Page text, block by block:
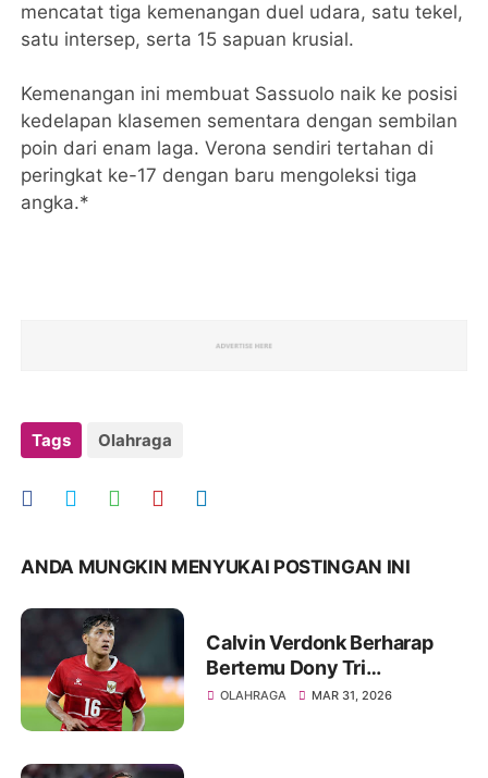
mencatat tiga kemenangan duel udara, satu tekel,
satu intersep, serta 15 sapuan krusial.
Kemenangan ini membuat Sassuolo naik ke posisi
kedelapan klasemen sementara dengan sembilan
poin dari enam laga. Verona sendiri tertahan di
peringkat ke-17 dengan baru mengoleksi tiga
angka.*
Tags Olahraga
ANDA MUNGKIN MENYUKAI POSTINGAN INI
Calvin Verdonk Berharap
Bertemu Dony Tri
Pamungkas di Eropa
OLAHRAGA MAR 31, 2026